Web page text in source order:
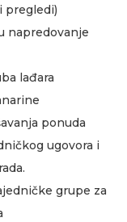
pregledi)
napredovanje
lađara
ponuda
ugovora i
grupe za